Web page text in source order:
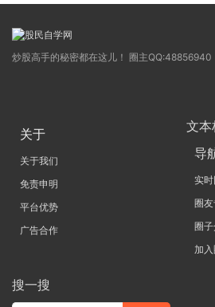
炒股高手的秘密都在这儿！ 圈主QQ:48856940
关于
关于我们
免责申明
平台优势
广告合作
文本
导
实
圈
圈
加
搜一搜